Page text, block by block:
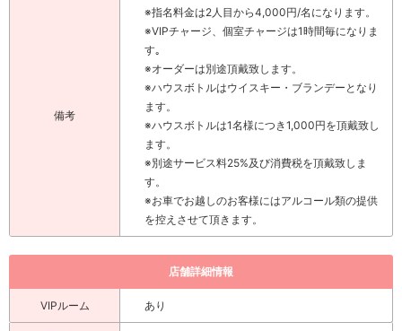
備考
※指名料金は2人目から4,000円/名になります。
※VIPチャージ、個室チャージは1時間毎になりま
す｡
※オーダーは別途頂戴致します。
※ハウスボトルはウイスキー・ブランデーとなり
ます。
※ハウスボトルは1名様につき1,000円を頂戴致し
ます。
※別途サービス料25%及び消費税を頂戴致しま
す。
※お車でお越しのお客様にはアルコール類の提供
を控えさせて頂きます。
店舗詳細情報
VIPルーム あり